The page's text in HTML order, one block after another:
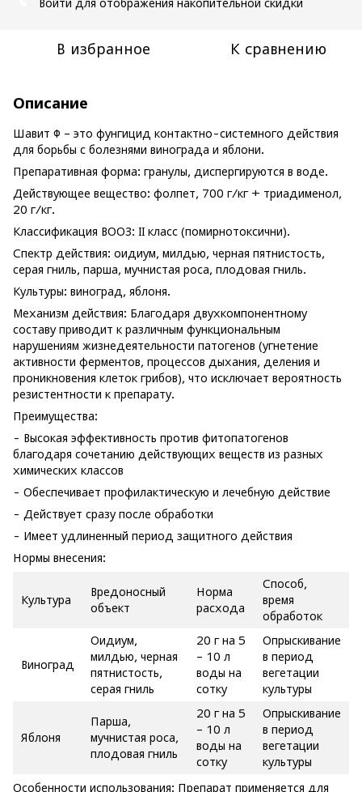
В избранное К сравнению
Описание
Шавит Ф – это фунгицид контактно-системного действия
для борьбы с болезнями винограда и яблони.
Препаративная форма: гранулы, диспергируются в воде.
Действующее вещество: фолпет, 700 г/кг + триадименол,
20 г/кг.
Классификация ВООЗ: II класс (помирнотоксични).
Спектр действия: оидиум, милдью, черная пятнистость,
серая гниль, парша, мучнистая роса, плодовая гниль.
Культуры: виноград, яблоня.
Механизм действия: Благодаря двухкомпонентному
составу приводит к различным функциональным
нарушениям жизнедеятельности патогенов (угнетение
активности ферментов, процессов дыхания, деления и
проникновения клеток грибов), что исключает вероятность
резистентности к препарату.
Преимущества:
- Высокая эффективность против фитопатогенов
благодаря сочетанию действующих веществ из разных
химических классов
- Обеспечивает профилактическую и лечебную действие
- Действует сразу после обработки
- Имеет удлиненный период защитного действия
Нормы внесения:
Культура
Вредоносный
объект
Норма
расхода
Способ,
время
обработок
Виноград
Оидиум,
милдью, черная
пятнистость,
серая гниль
20 г на 5
– 10 л
воды на
сотку
Опрыскивание
в период
вегетации
культуры
Яблоня
Парша,
мучнистая роса,
плодовая гниль
20 г на 5
– 10 л
воды на
сотку
Опрыскивание
в период
вегетации
культуры
Особенности использования: Препарат применяется для